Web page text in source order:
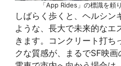
「App Rides」の標識を頼
しばらく歩くと、ヘルシン
ような、長大で未来的なエ
きます。コンクリート打ち
クな質感が、まるでSF映画